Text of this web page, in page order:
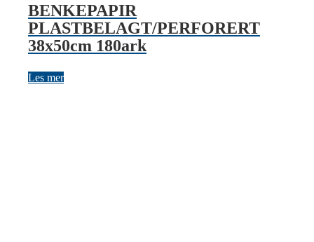
BENKEPAPIR
PLASTBELAGT/PERFORERT
38x50cm 180ark
Les mer